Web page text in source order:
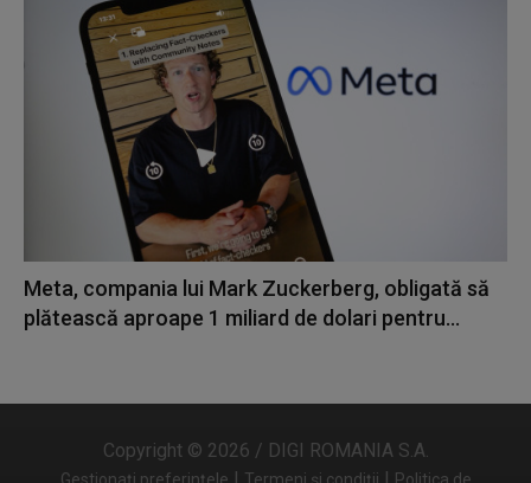
Meta, compania lui Mark Zuckerberg, obligată să
plătească aproape 1 miliard de dolari pentru...
Copyright © 2026 / DIGI ROMANIA S.A.